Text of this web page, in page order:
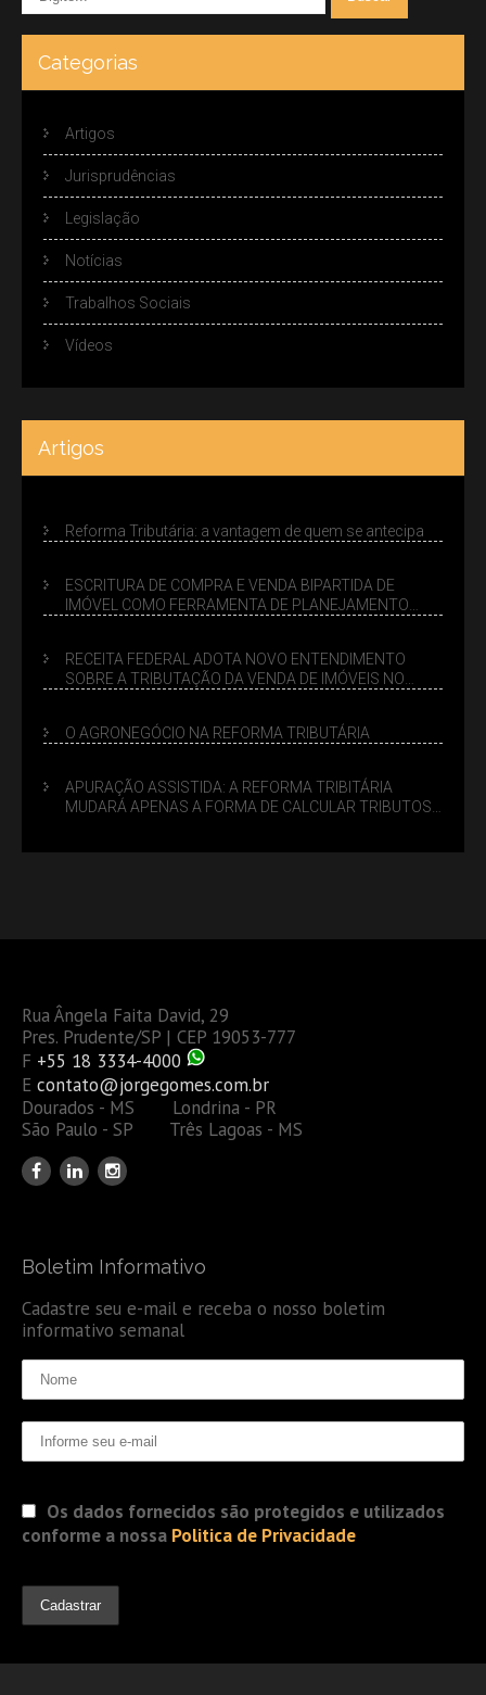
Categorias
Artigos
Jurisprudências
Legislação
Notícias
Trabalhos Sociais
Vídeos
Artigos
Reforma Tributária: a vantagem de quem se antecipa
ESCRITURA DE COMPRA E VENDA BIPARTIDA DE
IMÓVEL COMO FERRAMENTA DE PLANEJAMENTO
RECEITA FEDERAL ADOTA NOVO ENTENDIMENTO
SOBRE A TRIBUTAÇÃO DA VENDA DE IMÓVEIS NO
O AGRONEGÓCIO NA REFORMA TRIBUTÁRIA
APURAÇÃO ASSISTIDA: A REFORMA TRIBITÁRIA
MUDARÁ APENAS A FORMA DE CALCULAR TRIBUTOS
Rua Ângela Faita David, 29
Pres. Prudente/SP | CEP 19053-777
F +55 18 3334-4000
E contato@jorgegomes.com.br
Dourados - MS Londrina - PR
São Paulo - SP Três Lagoas - MS
Boletim Informativo
Cadastre seu e-mail e receba o nosso boletim
informativo semanal
Os dados fornecidos são protegidos e utilizados
conforme a nossa Politica de Privacidade